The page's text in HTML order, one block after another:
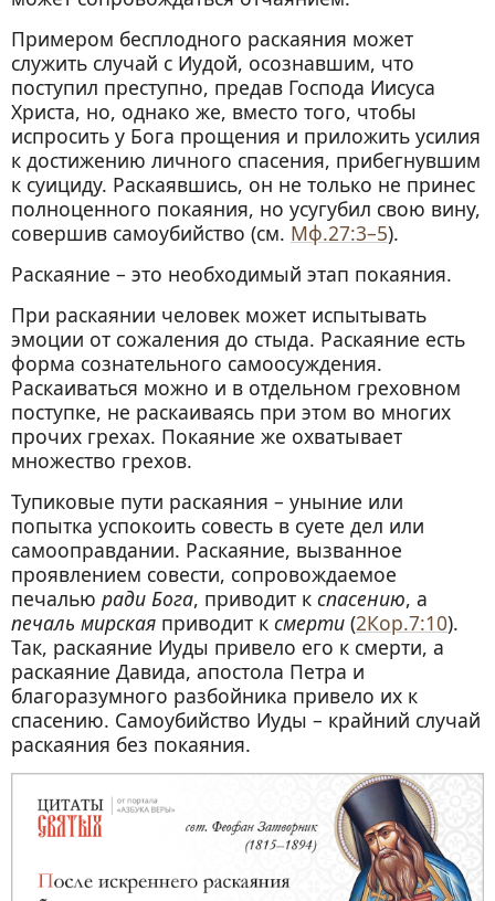
Примером бесплодного раскаяния может
служить случай с Иудой, осознавшим, что
поступил преступно, предав Господа Иисуса
Христа, но, однако же, вместо того, чтобы
испросить у Бога прощения и приложить усилия
к достижению личного спасения, прибегнувшим
к суициду. Раскаявшись, он не только не принес
полноценного покаяния, но усугубил свою вину,
совершив самоубийство (см. Мф.27:3–5).
Раскаяние – это необходимый этап покаяния.
При раскаянии человек может испытывать
эмоции от сожаления до стыда. Раскаяние есть
форма сознательного самоосуждения.
Раскаиваться можно и в отдельном греховном
поступке, не раскаиваясь при этом во многих
прочих грехах. Покаяние же охватывает
множество грехов.
Тупиковые пути раскаяния – уныние или
попытка успокоить совесть в суете дел или
самооправдании. Раскаяние, вызванное
проявлением совести, сопровождаемое
печалью ради Бога, приводит к спасению, а
печаль мирская приводит к смерти (2Кор.7:10).
Так, раскаяние Иуды привело его к смерти, а
раскаяние Давида, апостола Петра и
благоразумного разбойника привело их к
спасению. Самоубийство Иуды – крайний случай
раскаяния без покаяния.